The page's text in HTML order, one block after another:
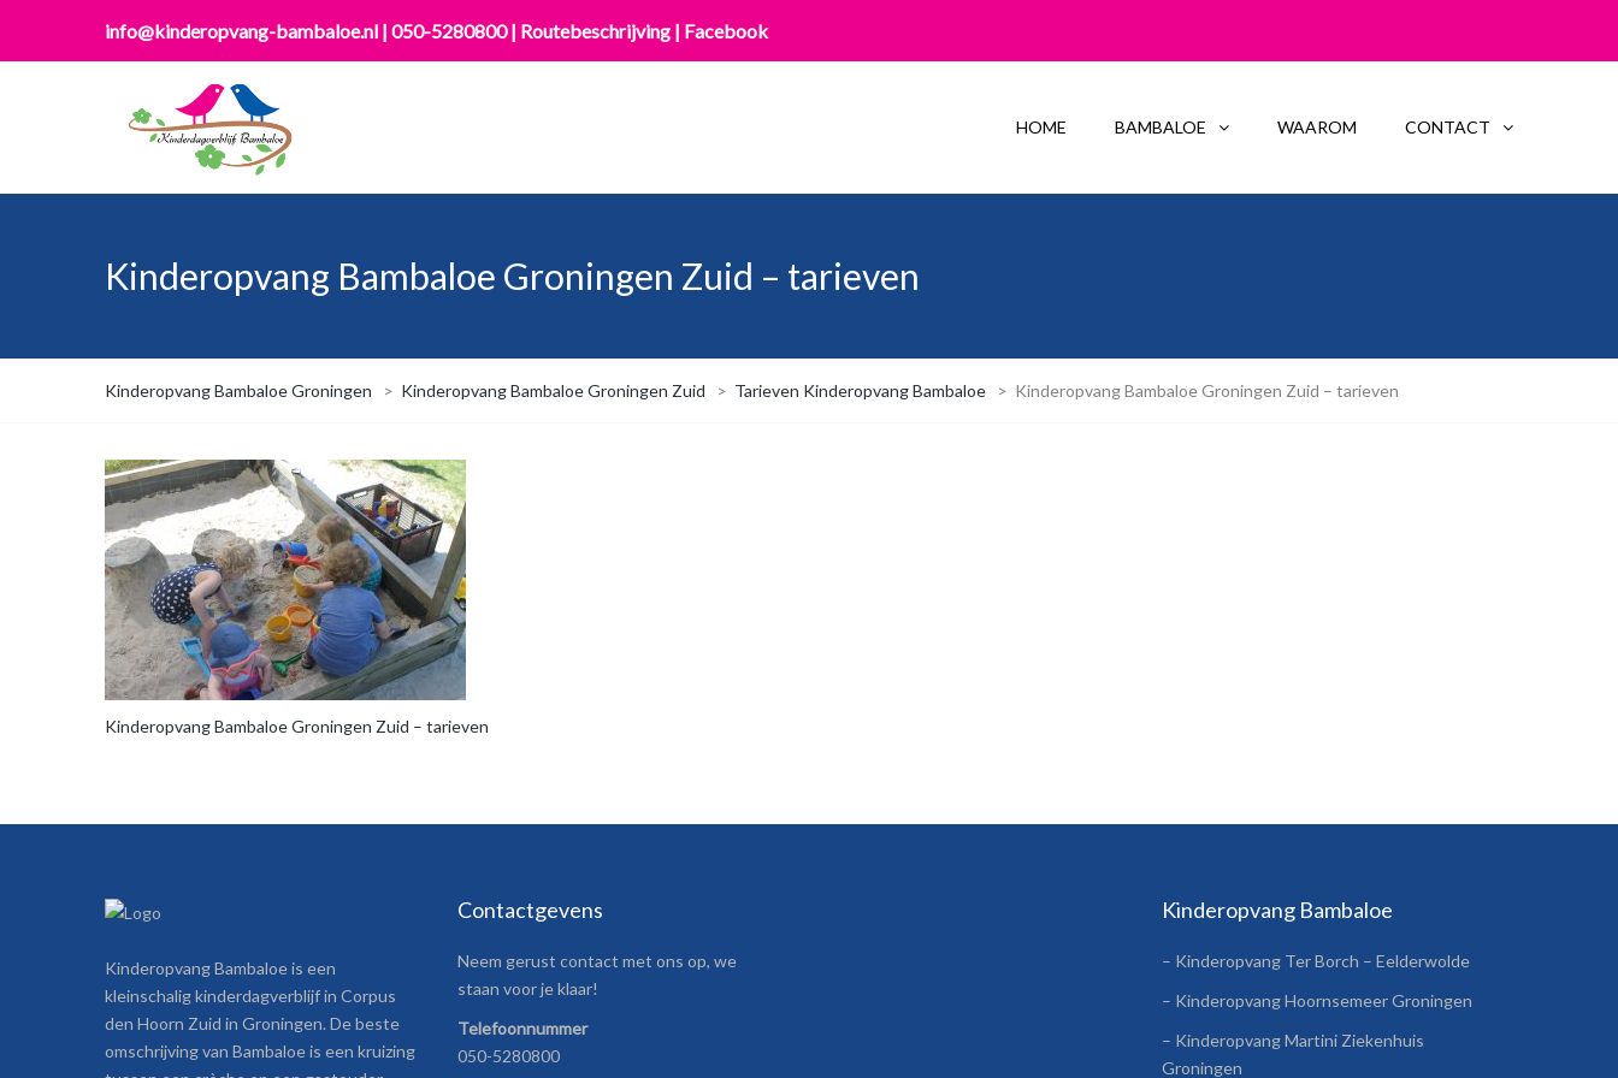
info@kinderopvang-bambaloe.nl | 050-5280800| Routebeschrijving | Facebook
HOME BAMBALOE WAAROM CONTACT
Kinderopvang Bambaloe Groningen Zuid – tarieven
Kinderopvang Bambaloe Groningen > Kinderopvang Bambaloe Groningen Zuid > Tarieven Kinderopvang Bambaloe > Kinderopvang Bambaloe Groningen Zuid – tarieven
Kinderopvang Bambaloe Groningen Zuid – tarieven
Kinderopvang Bambaloe is een
kleinschalig kinderdagverblijf in Corpus
den Hoorn Zuid in Groningen. De beste
omschrijving van Bambaloe is een kruizing
Contactgevens
Neem gerust contact met ons op, we
staan voor je klaar!
Telefoonnummer
050-5280800
Kinderopvang Bambaloe
– Kinderopvang Ter Borch – Eelderwolde
– Kinderopvang Hoornsemeer Groningen
– Kinderopvang Martini Ziekenhuis
Groningen